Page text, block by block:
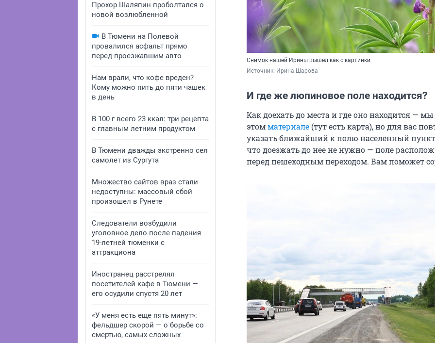
Прохор Шаляпин проболтался о
новой возлюбленной
В Тюмени на Полевой
провалился асфальт прямо
перед проезжавшим авто
Нам врали, что кофе вреден?
Кому можно пить до пяти чашек
в день
В 100 г всего 23 ккал: три рецепта
с главным летним продуктом
В Тюмени дважды экстренно сел
самолет из Сургута
Множество сайтов враз стали
недоступны: массовый сбой
произошел в Рунете
Следователи возбудили
уголовное дело после падения
19-летней тюменки с
аттракциона
Иностранец расстрелял
посетителей кафе в Тюмени —
его осудили спустя 20 лет
«У меня есть еще пять минут»:
фельдшер скорой — о борьбе со
смертью, самых сложных
Снимок нашей Ирины вышел как с картинки
Источник: Ирина Шарова
И где же люпиновое поле находится?
Как доехать до места и где оно находится —
этомматериале (тут есть карта), но для вас
указать ближайший к полю населенный
что доезжать до нее не нужно — поле
перед пешеходным переходом. Вам поможет